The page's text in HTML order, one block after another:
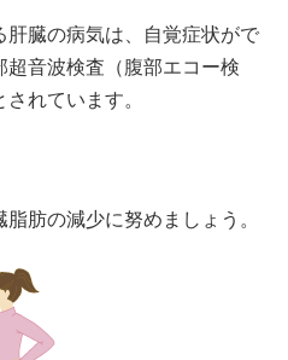
肝臓の病気は、自覚症状がで
音波検査（腹部エコー検
れています。
肪の減少に努めましょう。